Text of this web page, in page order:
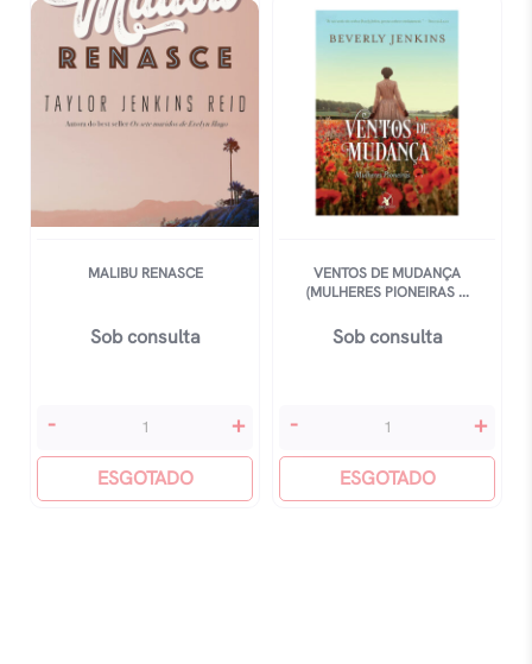
quantidade
MALIBU RENASCE
Sob consulta
Malibu
quantidade
- +
ESGOTADO
VENTOS DE MUDANÇA
(MULHERES PIONEIRAS ...
Sob consulta
Ventos
Mudança
(mulheres
- +
ESGOTADO